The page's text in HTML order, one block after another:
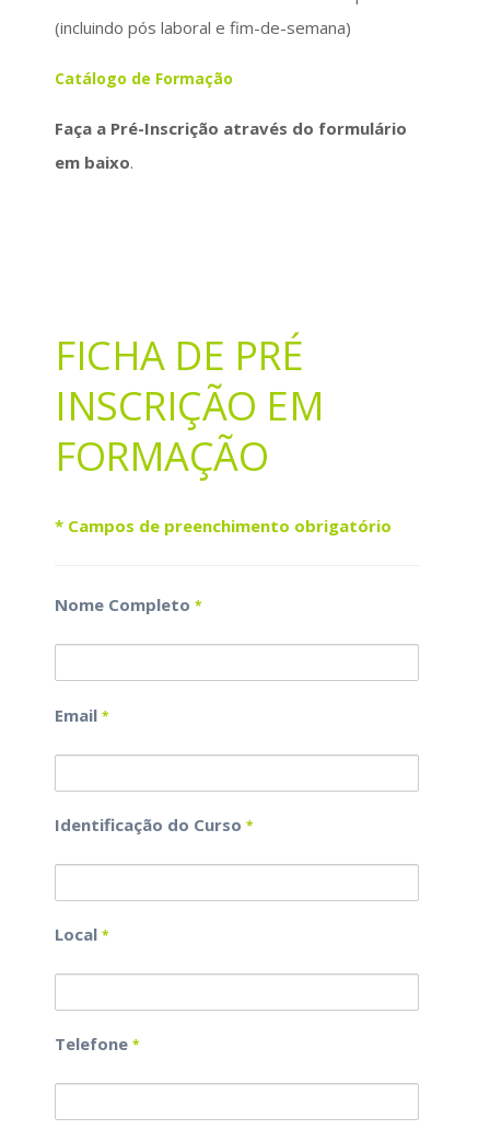
(incluindo pós laboral e fim-de-semana)
Catálogo de Formação
Faça a Pré-Inscrição através do formulário
em baixo.
FICHA DE PRÉ
INSCRIÇÃO EM
FORMAÇÃO
* Campos de preenchimento obrigatório
Nome Completo *
Email *
Identificação do Curso *
Local *
Telefone *